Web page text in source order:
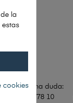
alguna duda:
Tel. 91 448 78 10
la
estas
cookies